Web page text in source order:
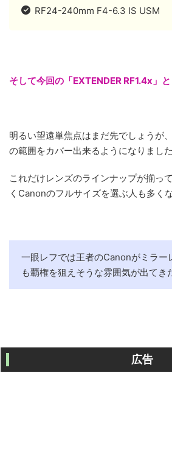
RF24-240mm F4-6.3 IS USM
そして今回の「EXTENDER RF1.4x」と
明るい望遠単焦点はまだ先でしょうが
の範囲をカバー出来るようになりました
これだけレンズのラインナップが揃っ
くCanonのフルサイズを選ぶ人も多くな
一眼レフでは王者のCanonがミラー
も覇権を狙えそうな雰囲気が出てき
広告